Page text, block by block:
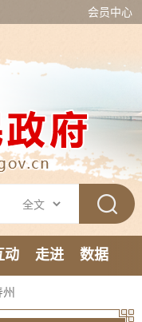
会员中心
动 走进
数据